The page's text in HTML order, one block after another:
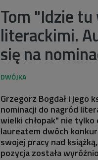
Tom "Idzie
literackimi.
się na
Grzegorz Bogdał i jego
nominacji do nagród
wielki chłopak" nie tylko
laureatem dwóch
swojej pracy nad
pozycja została